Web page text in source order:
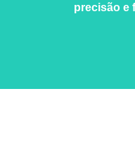
precisão e